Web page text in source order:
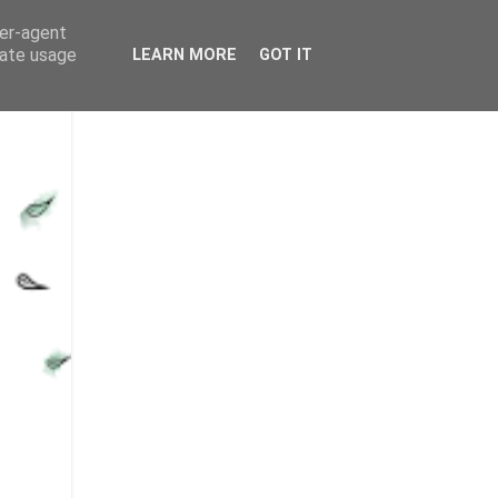
agent
usage
LEARN MORE GOT IT